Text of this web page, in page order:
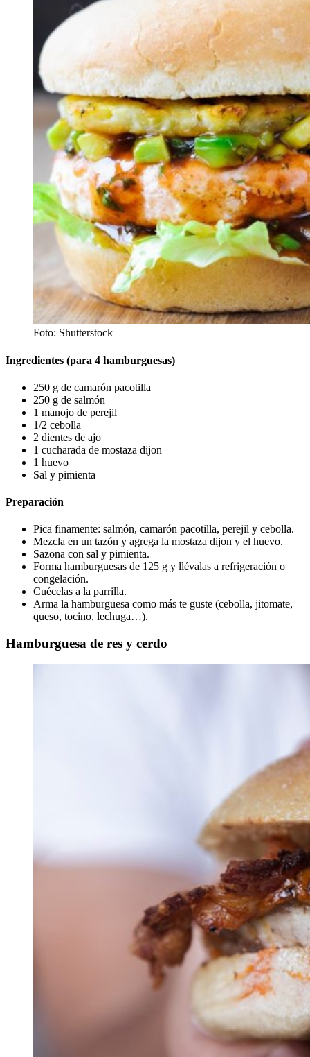
Foto: Shutterstock
Ingredientes (para 4 hamburguesas)
250 g de camarón pacotilla
250 g de salmón
1 manojo de perejil
1/2 cebolla
2 dientes de ajo
1 cucharada de mostaza dijon
1 huevo
Sal y pimienta
Preparación
Pica finamente: salmón, camarón pacotilla, perejil y cebolla.
Mezcla en un tazón y agrega la mostaza dijon y el huevo.
Sazona con sal y pimienta.
Forma hamburguesas de 125 g y llévalas a refrigeración o
congelación.
Cuécelas a la parrilla.
Arma la hamburguesa como más te guste (cebolla, jitomate,
queso, tocino, lechuga…).
Hamburguesa de res y cerdo